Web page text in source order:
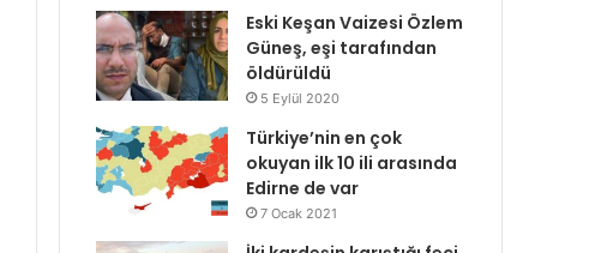
Eski Keşan Vaizesi Özlem
Güneş, eşi tarafından
öldürüldü
5 Eylül 2020
Türkiye’nin en çok
okuyan ilk 10 ili arasında
Edirne de var
7 Ocak 2021